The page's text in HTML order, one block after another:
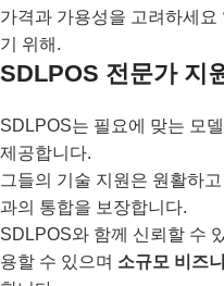
가격과 가용성을 고려하세요
기 위해.
SDLPOS 전문가 지
SDLPOS는 필요에 맞는 모
제공합니다.
그들의 기술 지원은 원활하
과의 통합을 보장합니다.
SDLPOS와 함께 신뢰할 수
용할 수 있으며 소규모 비즈